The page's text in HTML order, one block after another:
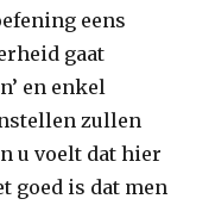
eens
gaat
en enkel
zullen
u voelt dat hier
goed is dat men